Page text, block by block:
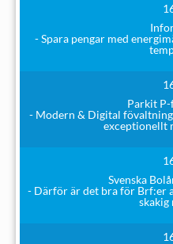
- Spara pengar med
Parkit
- Modern & Digital
exceptionellt
Svenska
- Därför är det bra för Brf:er
skakig